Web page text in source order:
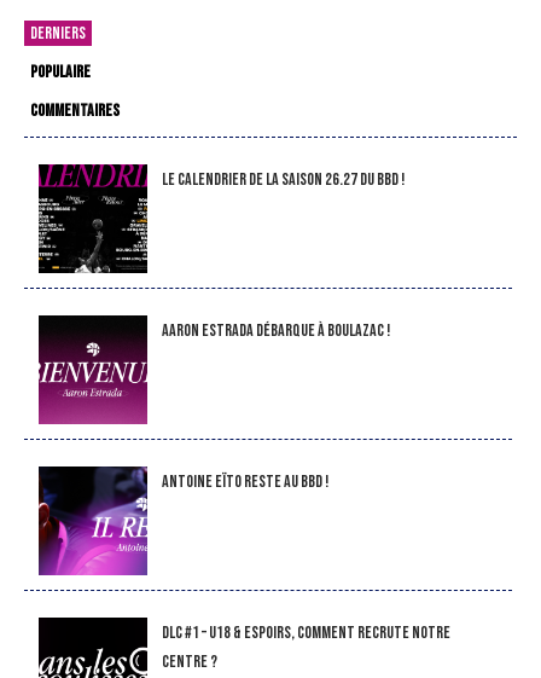
DERNIERS
POPULAIRE
COMMENTAIRES
LE CALENDRIER DE LA SAISON 26.27 DU BBD !
Aaron Estrada débarque à Boulazac !
Antoine Eïto reste au BBD !
DLC #1 – U18 & Espoirs, comment recrute notre
Centre ?